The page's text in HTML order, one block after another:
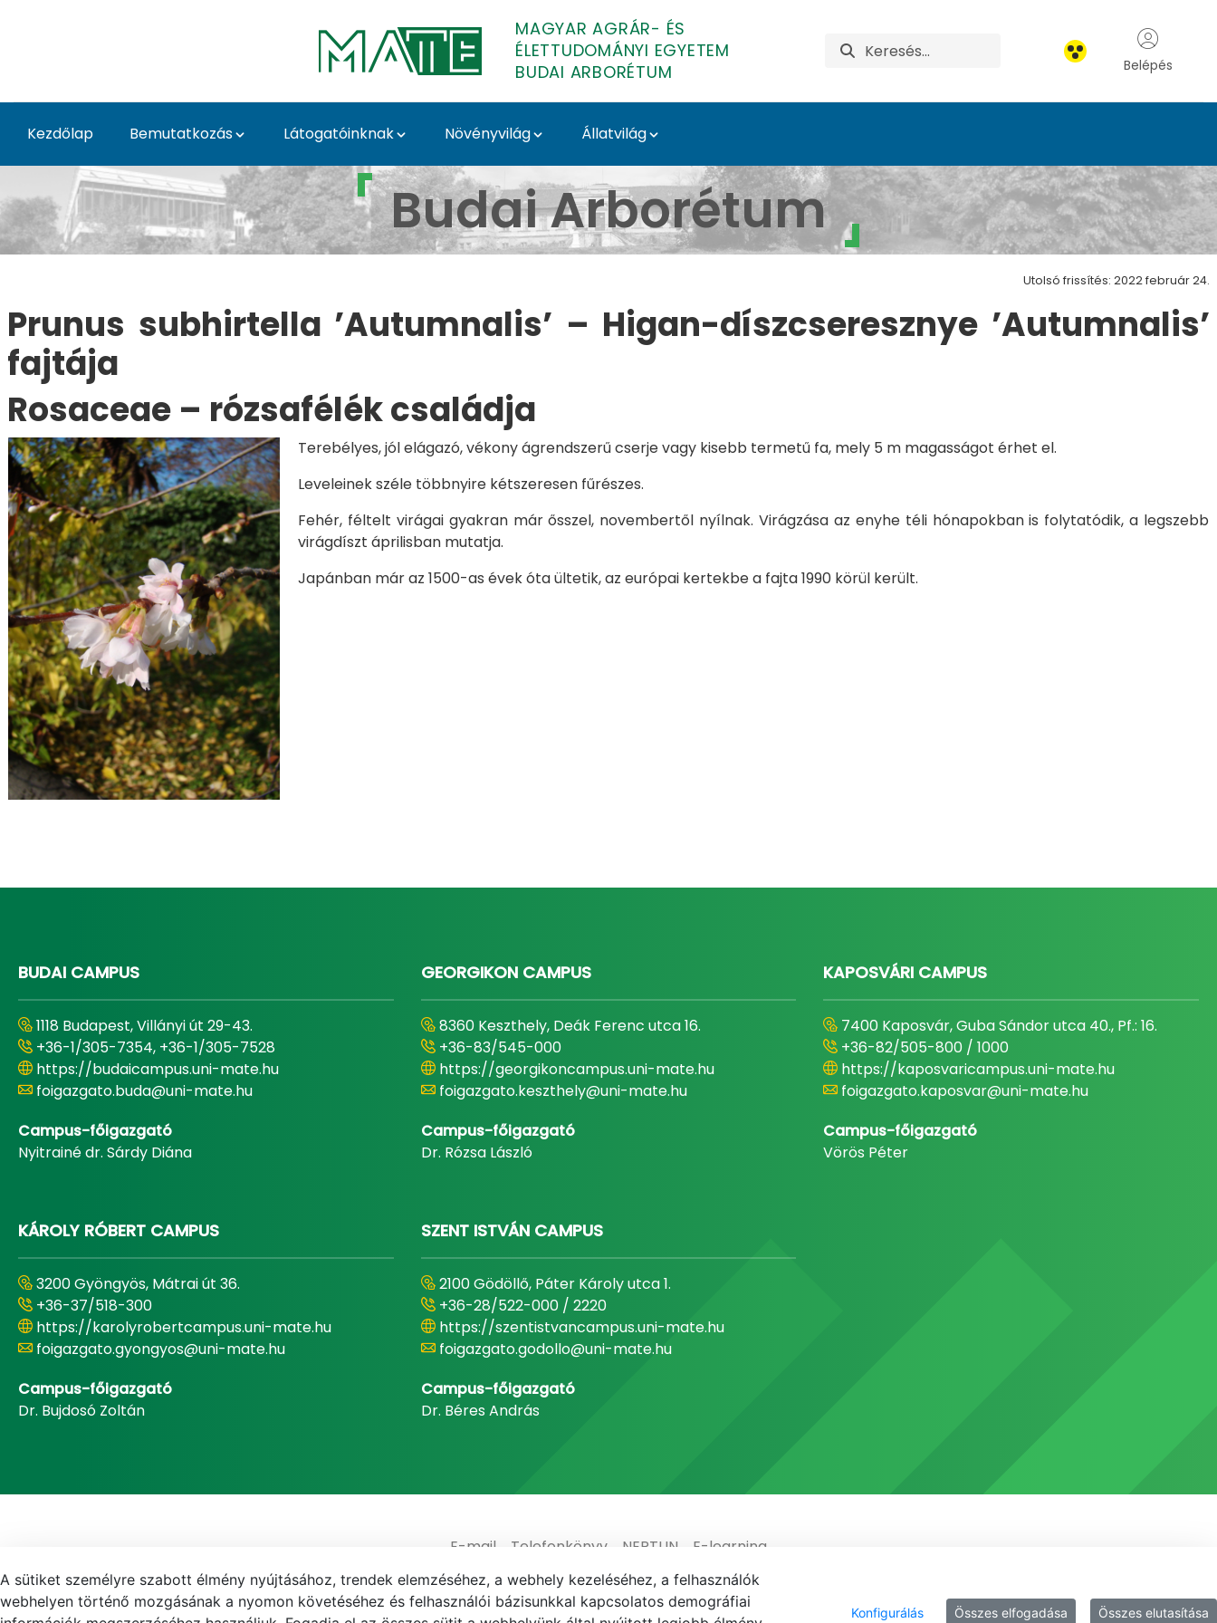
MAGYAR AGRÁR- ÉS
ÉLETTUDOMÁNYI EGYETEM
BUDAI ARBORÉTUM
Belépés
Kezdőlap Bemutatkozás Látogatóinknak Növényvilág Állatvilág
Prunus subhirtella ’Autumnalis’ - Budai Arborétum
Budai Arborétum
Utolsó frissítés: 2022 február 24.
Prunus subhirtella ’Autumnalis’ – Higan-dísz­cseresznye ’Autumnalis’
fajtája
Rosaceae – rózsafélék családja
Terebélyes, jól elágazó, vékony ágrendszerű cserje vagy kisebb termetű fa, mely 5 m magasságot érhet el.
Leveleinek széle többnyire kétszeresen fűrészes.
Fehér, féltelt virágai gyakran már ősszel, novembertől nyílnak. Virágzása az enyhe téli hónapokban is folytatódik, a legszebb
virágdíszt áprilisban mutatja.
Japánban már az 1500-as évek óta ültetik, az európai kertekbe a fajta 1990 körül került.
BUDAI CAMPUS
1118 Budapest, Villányi út 29-43.
+36-1/305-7354, +36-1/305-7528
https://budaicampus.uni-mate.hu
foigazgato.buda@uni-mate.hu
Campus-főigazgató
Nyitrainé dr. Sárdy Diána
GEORGIKON CAMPUS
8360 Keszthely, Deák Ferenc utca 16.
+36-83/545-000
https://georgikoncampus.uni-mate.hu
foigazgato.keszthely@uni-mate.hu
Campus-főigazgató
Dr. Rózsa László
KAPOSVÁRI CAMPUS
7400 Kaposvár, Guba Sándor utca 40., Pf.: 16.
+36-82/505-800 / 1000
https://kaposvaricampus.uni-mate.hu
foigazgato.kaposvar@uni-mate.hu
Campus-főigazgató
Vörös Péter
KÁROLY RÓBERT CAMPUS
3200 Gyöngyös, Mátrai út 36.
+36-37/518-300
https://karolyrobertcampus.uni-mate.hu
foigazgato.gyongyos@uni-mate.hu
Campus-főigazgató
Dr. Bujdosó Zoltán
SZENT ISTVÁN CAMPUS
2100 Gödöllő, Páter Károly utca 1.
+36-28/522-000 / 2220
https://szentistvancampus.uni-mate.hu
foigazgato.godollo@uni-mate.hu
Campus-főigazgató
Dr. Béres András
E-mail Telefonkönyv NEPTUN E-learning
A sütiket személyre szabott élmény nyújtásához, trendek elemzéséhez, a webhely kezeléséhez, a felhasználók
webhelyen történő mozgásának a nyomon követéséhez és felhasználói bázisunkkal kapcsolatos demográfiai
Konfigurálás Összes elfogadása Összes elutasítása